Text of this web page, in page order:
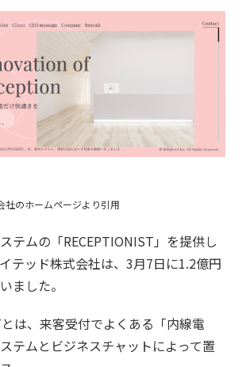
社のホームページより引用
テムの「RECEPTIONIST」を提供し
テッド株式会社は、3月7日に1.2億円
ました。
は、来客受付でよくある「内線電
テムとビジネスチャットによって置